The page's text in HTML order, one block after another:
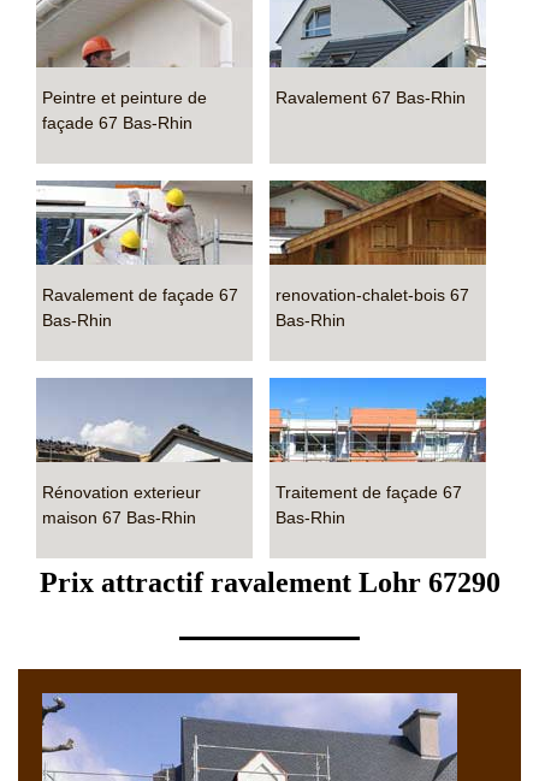
Peintre et peinture de
façade 67 Bas-Rhin
Ravalement 67 Bas-Rhin
Ravalement de façade 67
Bas-Rhin
renovation-chalet-bois 67
Bas-Rhin
Rénovation exterieur
maison 67 Bas-Rhin
Traitement de façade 67
Bas-Rhin
Prix attractif ravalement Lohr 67290